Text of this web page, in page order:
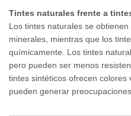
Tintes naturales frente a
Los tintes naturales se
minerales, mientras que los
químicamente. Los tintes
pero pueden ser menos
tintes sintéticos ofrecen
pueden generar